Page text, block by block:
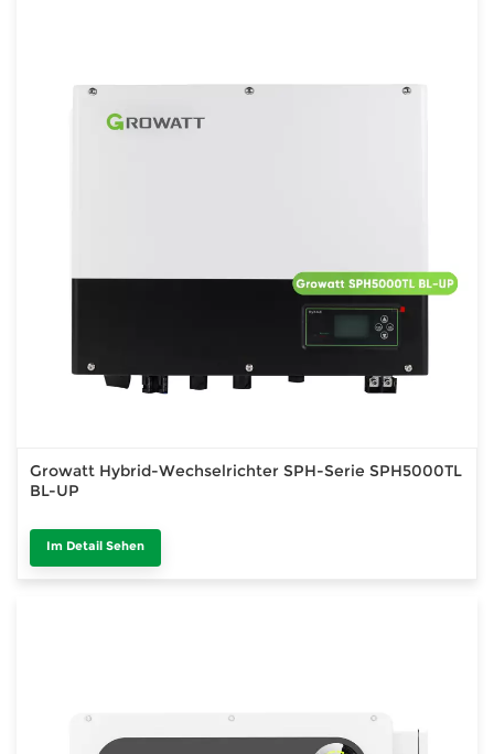
Growatt Hybrid-Wechselrichter SPH-Serie SPH5000TL
BL-UP
Im Detail Sehen